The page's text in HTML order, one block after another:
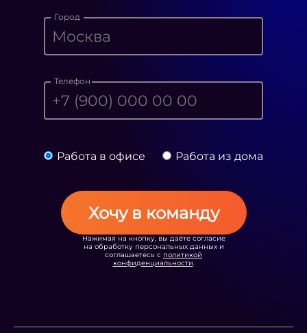
Город
Телефон
Работа в офисе Работа из дома
Хочу в команду
Нажимая на кнопку, вы даёте согласие
на обработку персональных данных и
соглашаетесь с политикой
конфиденциальности.